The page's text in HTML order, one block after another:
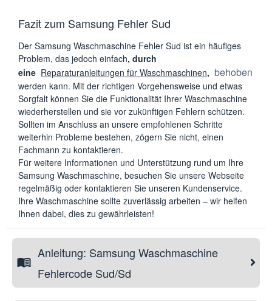
Fazit zum Samsung Fehler Sud
Der Samsung Waschmaschine Fehler Sud ist ein häufiges
Problem, das jedoch einfach, durch
eine Reparaturanleitungen für Waschmaschinen, behoben
werden kann. Mit der richtigen Vorgehensweise und etwas
Sorgfalt können Sie die Funktionalität Ihrer Waschmaschine
wiederherstellen und sie vor zukünftigen Fehlern schützen.
Sollten im Anschluss an unsere empfohlenen Schritte
weiterhin Probleme bestehen, zögern Sie nicht, einen
Fachmann zu kontaktieren.
Für weitere Informationen und Unterstützung rund um Ihre
Samsung Waschmaschine, besuchen Sie unsere Webseite
regelmäßig oder kontaktieren Sie unseren Kundenservice.
Ihre Waschmaschine sollte zuverlässig arbeiten – wir helfen
Ihnen dabei, dies zu gewährleisten!
Anleitung: Samsung Waschmaschine
Fehlercode Sud/Sd